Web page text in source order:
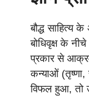
बौद्ध साहित्य
बोधिवृक्ष के
प्रकार से
कन्याओं (तृष्णा,
विफल हुआ, तो